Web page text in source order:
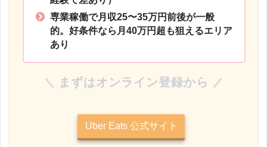
専業稼働で月収25〜35万円前後が一般
的。好条件なら月40万円超も狙えるエリア
あり
まずはオンライン登録から
Uber Eats 公式サイト